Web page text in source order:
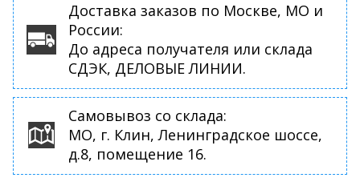
Доставка заказов по Москве, МО и
России:
До адреса получателя или склада
СДЭК, ДЕЛОВЫЕ ЛИНИИ.
Самовывоз со склада:
МО, г. Клин, Ленинградское шоссе,
д.8, помещение 16.